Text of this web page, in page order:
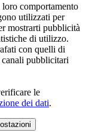
comportamento
utilizzati per
mostrarti pubblicità
di utilizzo.
con quelli di
pubblicitari
le
dei dati.